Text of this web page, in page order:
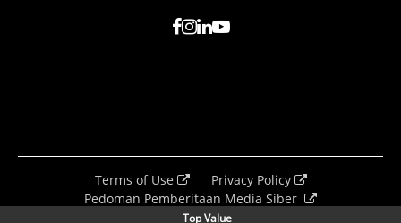
Top Value
Terms of Use
Privacy Policy
Pedoman Pemberitaan Media Siber
© 2025 pusatdata.kontan.co.id. All rights reserved